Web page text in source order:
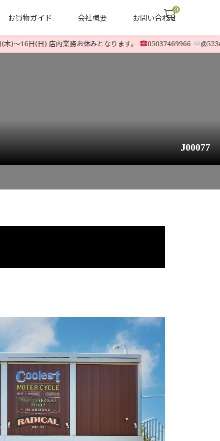
お買物ガイド 会社概要 お問い合わせ
ヤナセ他 中古除雪機
0
16日(日) 店内業務お休みとなります。 05037469966
J00077